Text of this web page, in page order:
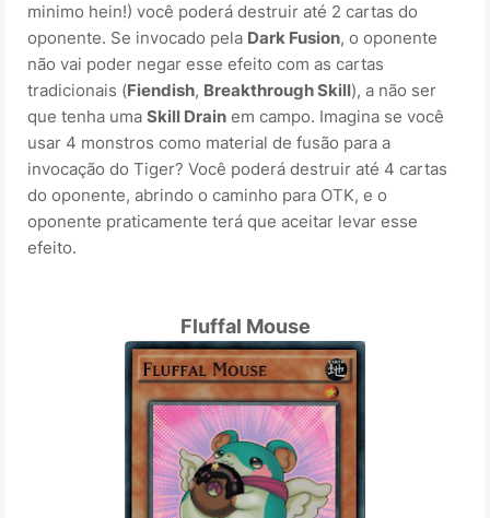
minimo hein!) você poderá destruir até 2 cartas do
oponente. Se invocado pela Dark Fusion, o oponente
não vai poder negar esse efeito com as cartas
tradicionais (Fiendish, Breakthrough Skill), a não ser
que tenha uma Skill Drain em campo. Imagina se você
usar 4 monstros como material de fusão para a
invocação do Tiger? Você poderá destruir até 4 cartas
do oponente, abrindo o caminho para OTK, e o
oponente praticamente terá que aceitar levar esse
efeito.
Fluffal Mouse